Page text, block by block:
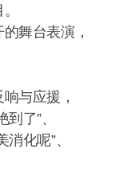
舞台表演，
与应援，
了”、
化呢”、